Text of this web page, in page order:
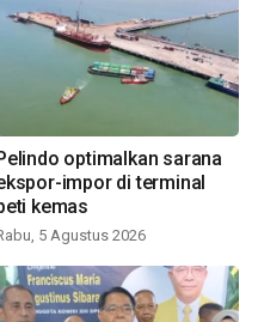
optimalkan sarana
impor di terminal
kemas
5 Agustus 2026